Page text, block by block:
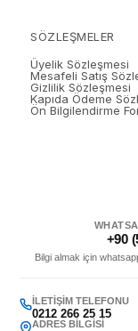
SÖZLEŞMELER
Üyelik Sözleşmesi
Mesafeli Satış
Gizlilik Sözleşmesi
Kapıda Ödeme
Ön Bilgilendirme
+90
Bilgi almak için
İLETIŞIM TELEFONU
0212 266 25 15
ADRES BILGISI